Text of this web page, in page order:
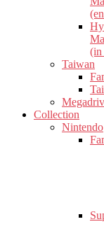
(in
Taiwan
Collection
Nintendo